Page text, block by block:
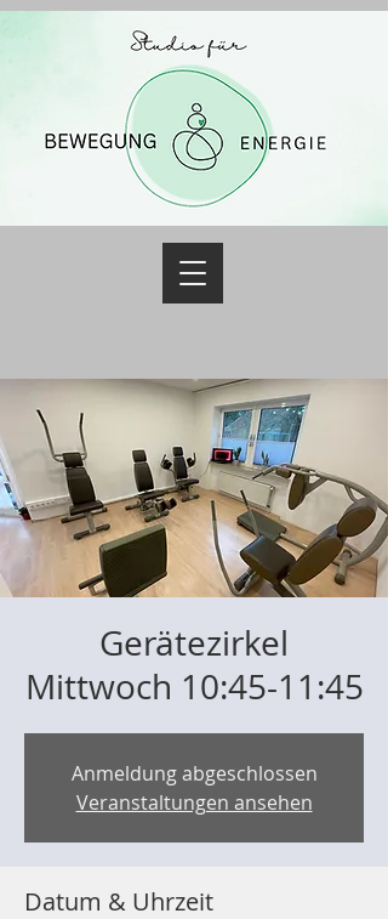
Gerätezirkel
Mittwoch 10:45-11:45
Anmeldung abgeschlossen
Veranstaltungen ansehen
Datum & Uhrzeit